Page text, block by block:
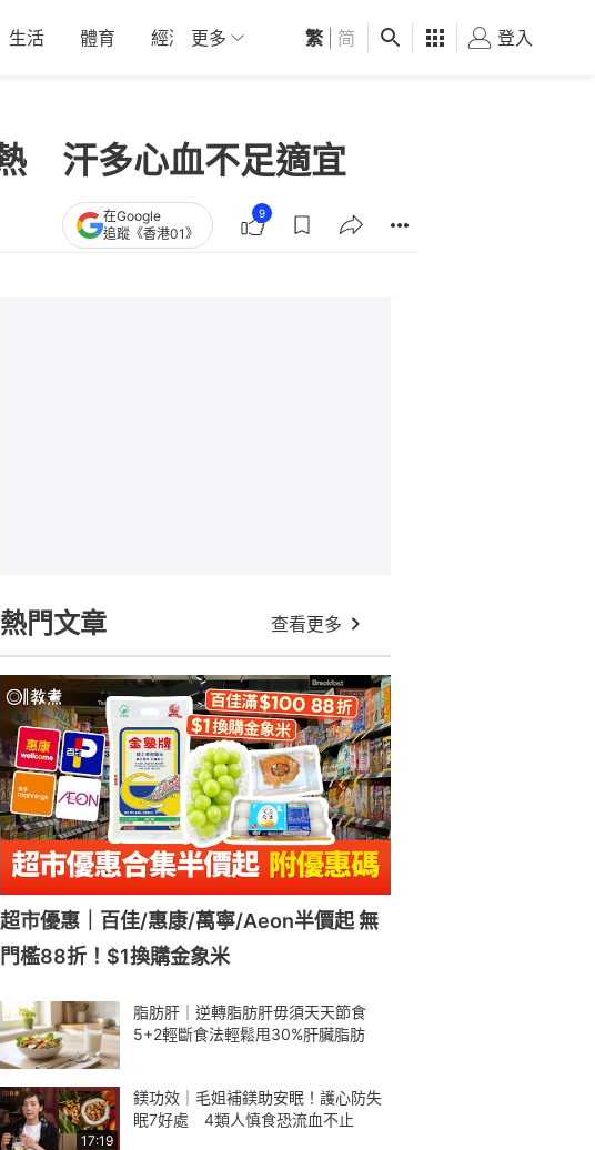
生活 體育 經濟 01深圳 觀點 健康 好食玩飛
更多 繁 简 登入
汗多心血不足適宜
在Google
追蹤《香港01》
9
熱門文章 查看更多
超市優惠｜百佳/惠康/萬寧/Aeon半價起 無
門檻88折！$1換購金象米
脂肪肝｜逆轉脂肪肝毋須天天節食
5+2輕斷食法輕鬆甩30%肝臟脂肪
17:19
鎂功效｜毛姐補鎂助安眠！護心防失
眠7好處 4類人慎食恐流血不止